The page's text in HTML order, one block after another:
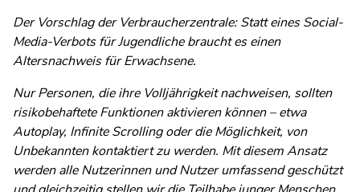
Der Vorschlag der Verbraucherzentrale: Statt eines Social-
Media-Verbots für Jugendliche braucht es einen
Altersnachweis für Erwachsene.
Nur Personen, die ihre Volljährigkeit nachweisen, sollten
risikobehaftete Funktionen aktivieren können – etwa
Autoplay, Infinite Scrolling oder die Möglichkeit, von
Unbekannten kontaktiert zu werden. Mit diesem Ansatz
werden alle Nutzerinnen und Nutzer umfassend geschützt